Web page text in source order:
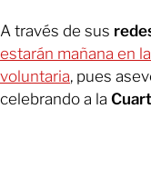
A través de sus
estarán mañana en la
voluntaria, pues
celebrando a la